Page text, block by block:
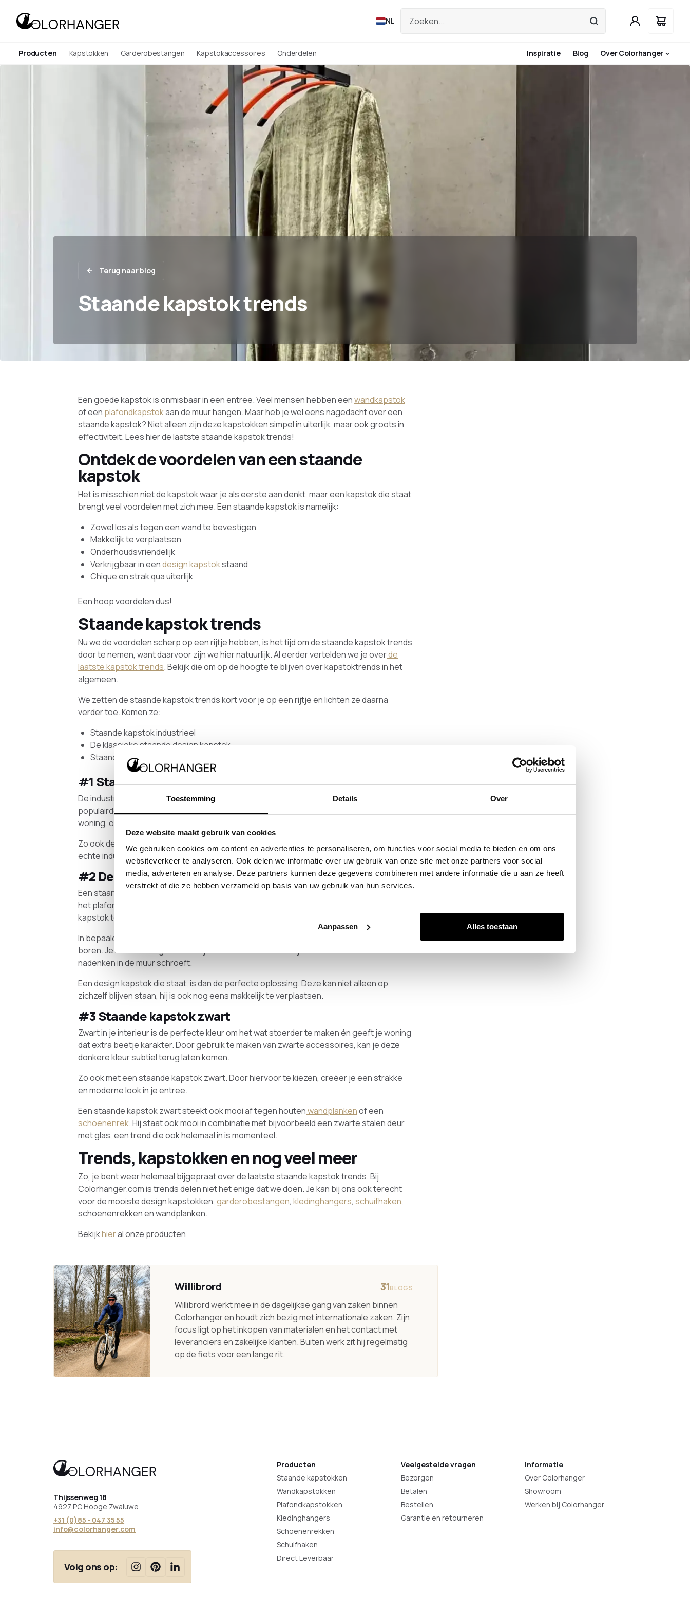
Toestemming Details Over
Deze website maakt gebruik van cookies
We gebruiken cookies om content en advertenties te personaliseren, om functies voor social media te bieden en om ons
websiteverkeer te analyseren. Ook delen we informatie over uw gebruik van onze site met onze partners voor social
media, adverteren en analyse. Deze partners kunnen deze gegevens combineren met andere informatie die u aan ze heeft
verstrekt of die ze hebben verzameld op basis van uw gebruik van hun services.
Aanpassen Alles toestaan
NL
Producten Kapstokken Garderobestangen Kapstokaccessoires Onderdelen Inspiratie Blog Over Colorhanger
Terug naar blog
Staande kapstok trends
Een goede kapstok is onmisbaar in een entree. Veel mensen hebben eenwandkapstok
of een plafondkapstokaan de muur hangen. Maar heb je wel eens nagedacht over een
staande kapstok? Niet alleen zijn deze kapstokken simpel in uiterlijk, maar ook groots in
effectiviteit. Lees hier de laatste staande kapstok trends!
Ontdek de voordelen van een staande
kapstok
Het is misschien niet de kapstok waar je als eerste aan denkt, maar een kapstok die staat
brengt veel voordelen met zich mee. Een staande kapstok is namelijk:
Zowel los als tegen een wand te bevestigen
Makkelijk te verplaatsen
Onderhoudsvriendelijk
Verkrijgbaar in eendesign kapstokstaand
Chique en strak qua uiterlijk
Een hoop voordelen dus!
Staande kapstok trends
Nu we de voordelen scherp op een rijtje hebben, is het tijd om de staande kapstok trends
door te nemen, want daarvoor zijn we hier natuurlijk. Al eerder vertelden we je overde
laatste kapstok trends. Bekijk die om op de hoogte te blijven over kapstoktrends in het
algemeen.
We zetten de staande kapstok trends kort voor je op een rijtje en lichten ze daarna
verder toe. Komen ze:
Staande kapstok industrieel
De klassieke staande design kapstok
Staande kapstok zwart
#1 Staande kapstok industrieel
De industriële woonstijl is er één die al een tijd aan de weg aan het timmeren is om steeds
populairder te worden. Dat zie je niet alleen terug in de verschillende woonruimtes in een
woning, ook kapstokken passen steeds beter in het industriële interieur.
Zo ook de
staande kapstokken van Colorhanger. Al onze varianten hebben namelijk een
echte industriële, stoere look.
#2 De klassieke staande design kapstok
Een staande design kapstok doet het altijd goed. Het voordeel dat hij niet in de muur of
het plafond geboord hoeft te worden, is voor veel mensen de reden om voor deze
kapstok te kiezen.
In bepaalde huurwoningen is het namelijk niet toegestaan om zomaar in een muur te
boren. Je moet dat erg creatief zijn met de onderdelen die je normaal zonder twee keer
nadenken in de muur schroeft.
Een design kapstok die staat, is dan de perfecte oplossing. Deze kan niet alleen op
zichzelf blijven staan, hij is ook nog eens makkelijk te verplaatsen.
#3 Staande kapstok zwart
Zwart in je interieur is de perfecte kleur om het wat stoerder te maken én geeft je woning
dat extra beetje karakter. Door gebruik te maken van zwarte accessoires, kan je deze
donkere kleur subtiel terug laten komen.
Zo ook met een staande kapstok zwart. Door hiervoor te kiezen, creëer je een strakke
en moderne look in je entree.
Een staande kapstok zwart steekt ook mooi af tegen houtenwandplankenof een
schoenenrek. Hij staat ook mooi in combinatie met bijvoorbeeld een zwarte stalen deur
met glas, een trend die ook helemaal in is momenteel.
Trends, kapstokken en nog veel meer
Zo, je bent weer helemaal bijgepraat over de laatste staande kapstok trends. Bij
Colorhanger.com is trends delen niet het enige dat we doen. Je kan bij ons ook terecht
voor de mooiste design kapstokken, garderobestangen, kledinghangers, schuifhaken,
schoenenrekken en wandplanken.
Bekijkhieral onze producten
Willibrord 31BLOGS
Willibrord werkt mee in de dagelijkse gang van zaken binnen
Colorhanger en houdt zich bezig met internationale zaken. Zijn
focus ligt op het inkopen van materialen en het contact met
leveranciers en zakelijke klanten. Buiten werk zit hij regelmatig
op de fiets voor een lange rit.
Thijssenweg 18
4927 PC Hooge Zwaluwe
+31 (0)85 - 047 35 55
info@colorhanger.com
Volg ons op:
Producten
Staande kapstokken
Wandkapstokken
Plafondkapstokken
Kledinghangers
Schoenenrekken
Schuifhaken
Direct Leverbaar
Veelgestelde vragen
Bezorgen
Betalen
Bestellen
Garantie en retourneren
Informatie
Over Colorhanger
Showroom
Werken bij Colorhanger